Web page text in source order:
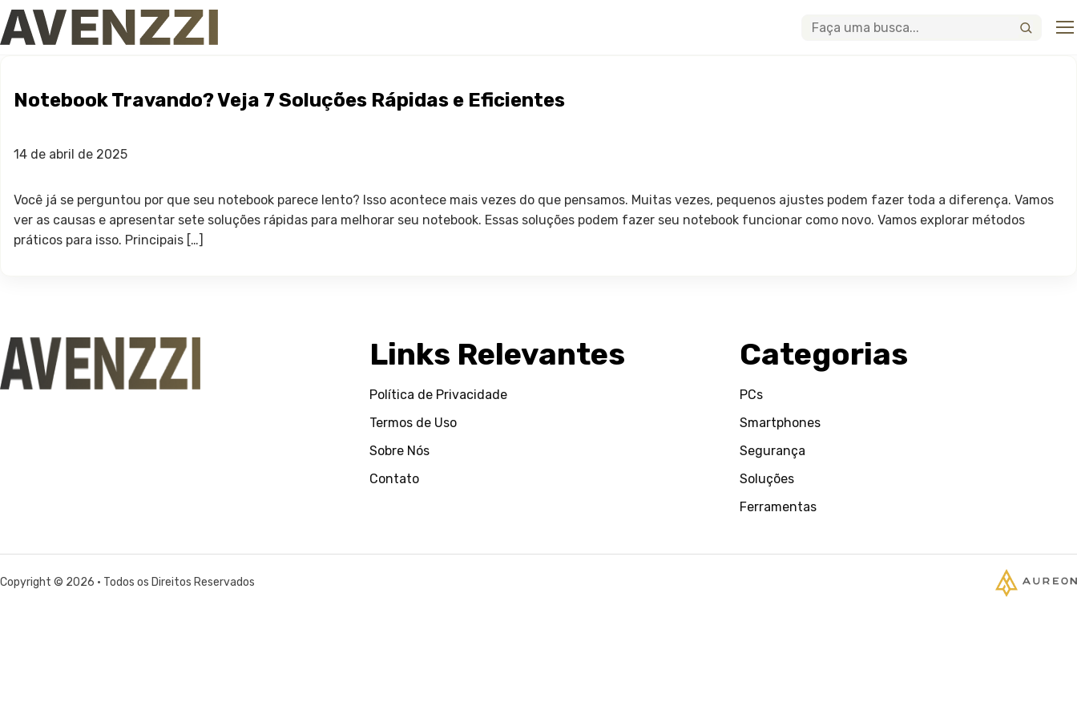
Buscar
Notebook Travando? Veja 7 Soluções Rápidas e Eficientes
14 de abril de 2025
Você já se perguntou por que seu notebook parece lento? Isso acontece mais vezes do que pensamos. Muitas vezes, pequenos ajustes podem fazer toda a diferença. Vamos
ver as causas e apresentar sete soluções rápidas para melhorar seu notebook. Essas soluções podem fazer seu notebook funcionar como novo. Vamos explorar métodos
práticos para isso. Principais […]
Links Relevantes
Política de Privacidade
Termos de Uso
Sobre Nós
Contato
Categorias
PCs
Smartphones
Segurança
Soluções
Ferramentas
Copyright © 2026 • Todos os Direitos Reservados